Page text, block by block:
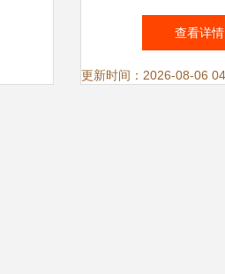
EBS小字符喷码
新
查看详情
更新时间：2026-08-06